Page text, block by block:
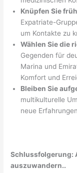
Knüpfen Sie
Expatriate-
um Kontakte zu
Wählen Sie die
Gegenden für
Marina und
Komfort und
Bleiben Sie
multikulturelle
neue
Schlussfolgerung:
auszuwandern..